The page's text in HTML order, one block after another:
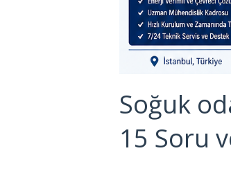
Soğuk
15 Soru